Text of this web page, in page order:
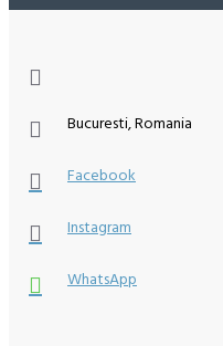
Bucuresti, Romania
Facebook
Instagram
WhatsApp